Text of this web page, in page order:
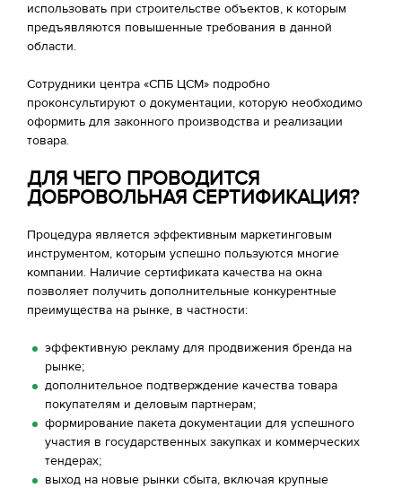
использовать при строительстве объектов, к которым
предъявляются повышенные требования в данной
области.
Сотрудники центра «СПБ ЦСМ» подробно
проконсультируют о документации, которую необходимо
оформить для законного производства и реализации
товара.
ДЛЯ ЧЕГО ПРОВОДИТСЯ
ДОБРОВОЛЬНАЯ СЕРТИФИКАЦИЯ?
Процедура является эффективным маркетинговым
инструментом, которым успешно пользуются многие
компании. Наличие сертификата качества на окна
позволяет получить дополнительные конкурентные
преимущества на рынке, в частности:
эффективную рекламу для продвижения бренда на
рынке;
дополнительное подтверждение качества товара
покупателям и деловым партнерам;
формирование пакета документации для успешного
участия в государственных закупках и коммерческих
тендерах;
выход на новые рынки сбыта, включая крупные